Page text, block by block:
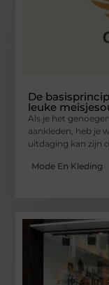
De
leuke
Als je het
aankleden, heb je
uitdaging kan zijn
Mode En Kleding